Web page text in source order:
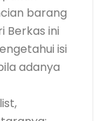
barang
Berkas ini
isi
adanya